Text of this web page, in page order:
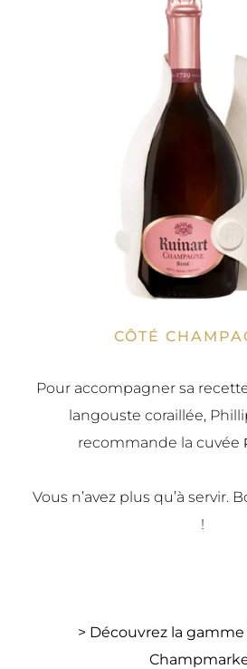
CÔTÉ
Pour accompagner sa
langouste coraillée,
recommande la cuvée
Vous n’avez plus qu’à servir.
!
> Découvrez la